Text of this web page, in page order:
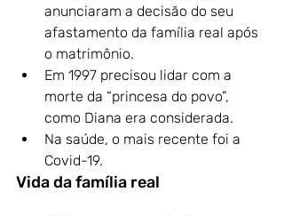
anunciaram a decisão do seu
afastamento da família real após
o matrimônio.
Em 1997 precisou lidar com a
morte da “princesa do povo”,
como Diana era considerada.
Na saúde, o mais recente foi a
Covid-19.
Vida da família real